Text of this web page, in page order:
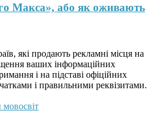
Макса», або як оживають
які продають рекламні місця на
ваших інформаційних
і на підставі офіційних
і правильними реквізитами.